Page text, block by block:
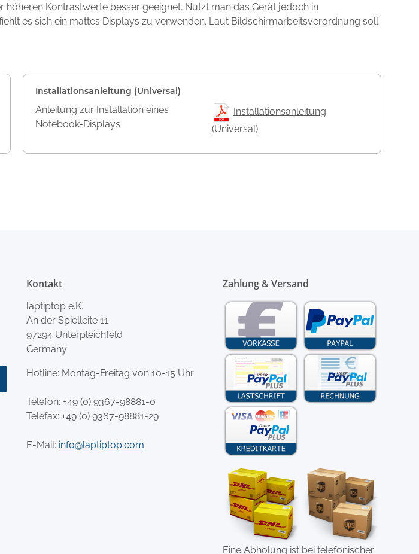
Kontrastwerte besser geeignet. Nutzt man das Gerät jedoch in
es sich ein mattes Displays zu verwenden. Laut Bildschirmarbeitsverordnung soll
Installationsanleitung (Universal)
Anleitung zur Installation eines
Notebook-Displays
Installationsanleitung
(Universal)
Kontakt
laptiptop e.K.
An der Spielleite 11
97294 Unterpleichfeld
Germany
Hotline: Montag-Freitag von 10-15 Uhr
Telefon: +49 (0) 9367-98881-0
Telefax: +49 (0) 9367-98881-29
E-Mail: info@laptiptop.com
Zahlung & Versand
Eine Abholung ist bei telefonischer